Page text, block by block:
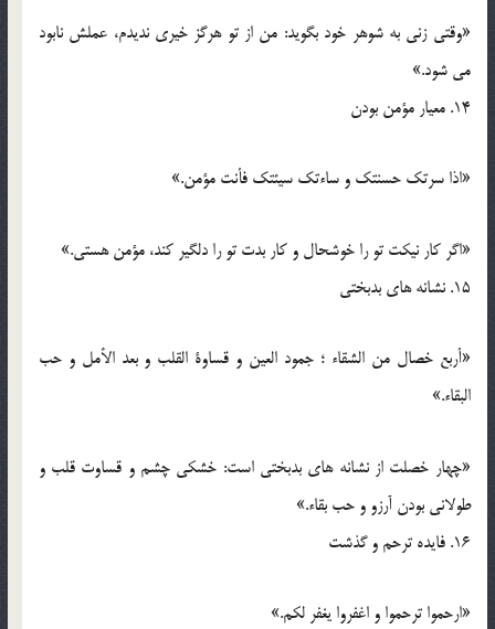
«وقتی زنی به شوهر خود بگوید: من از تو هرگز خیری ندیدم، عملش نابود
می شود.»
14. معیار مؤمن بودن
«اذا سرتک حسنتک و ساءتک سیئتک فأنت مؤمن.»
«اگر کار نیکت تو را خوشحال و کار بدت تو را دلگیر کند، مؤمن هستی.»
15. نشانه های بدبختی
«أربع خصال من الشقاء ؛ جمود العین و قساوة القلب و بعد الأمل و حب
البقاء.»
«چهار خصلت از نشانه های بدبختی است: خشکی چشم و قساوت قلب و
طولانی بودن آرزو و حب بقاء.»
16. فایده ترحم و گذشت
«ارحموا ترحموا و اغفروا یغفر لکم.»